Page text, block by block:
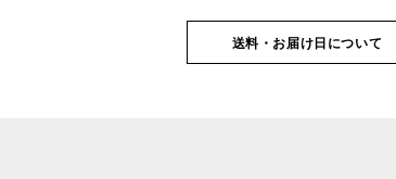
送料・お届け日について